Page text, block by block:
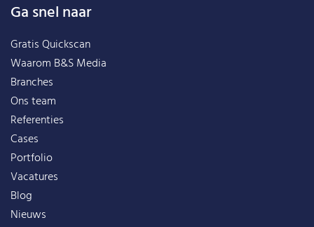
Ga snel naar
Gratis Quickscan
Waarom B&S Media
Branches
Ons team
Referenties
Cases
Portfolio
Vacatures
Blog
Nieuws